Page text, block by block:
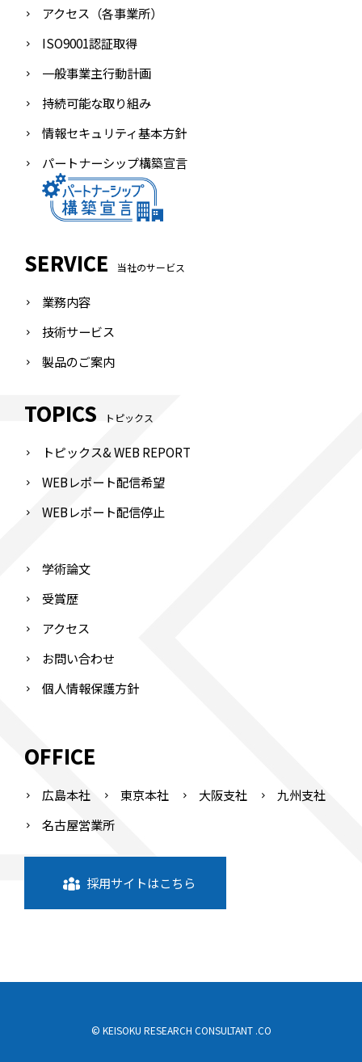
アクセス（各事業所）
ISO9001認証取得
一般事業主行動計画
持続可能な取り組み
情報セキュリティ基本方針
パートナーシップ構築宣言
SERVICE 当社のサービス
業務内容
技術サービス
製品のご案内
TOPICS トピックス
トピックス& WEB REPORT
WEBレポート配信希望
WEBレポート配信停止
学術論文
受賞歴
アクセス
お問い合わせ
個人情報保護方針
OFFICE
広島本社 東京本社 大阪支社
九州支社
名古屋営業所
採用サイトはこちら
© KEISOKU RESEARCH CONSULTANT .CO